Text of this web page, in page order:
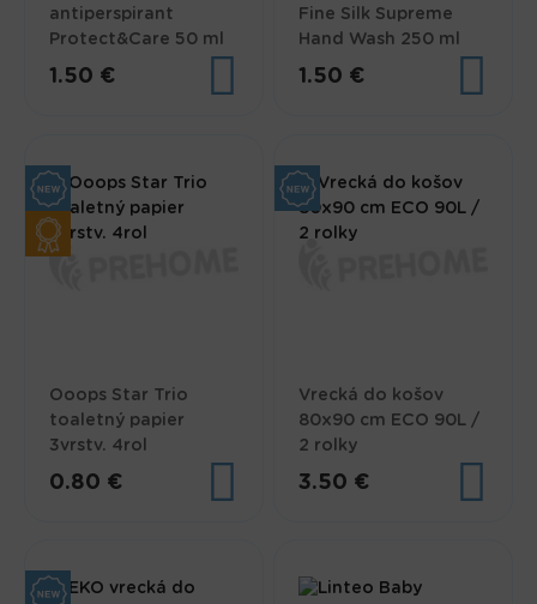
antiperspirant
Protect&Care 50 ml
1.50 €
Fine Silk Supreme
Hand Wash 250 ml
1.50 €
Ooops Star Trio
toaletný papier
3vrstv. 4rol
0.80 €
Vrecká do košov
80x90 cm ECO 90L /
2 rolky
3.50 €